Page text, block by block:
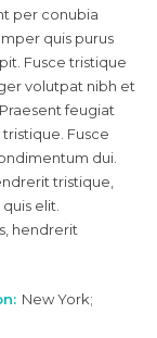
per conubia
quis purus
Fusce tristique
volutpat nibh et
feugiat
Fusce
dui.
tristique,
elit.
hendrerit
New York